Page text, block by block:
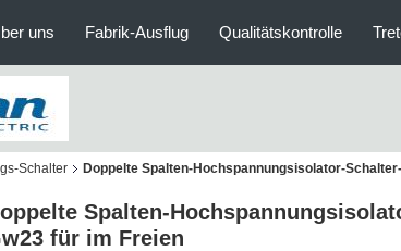
uns Fabrik-Ausflug Qualitätskontrolle
Schalter Doppelte Spalten-Hochspannungsisolator-
Spalten-
für im Freien